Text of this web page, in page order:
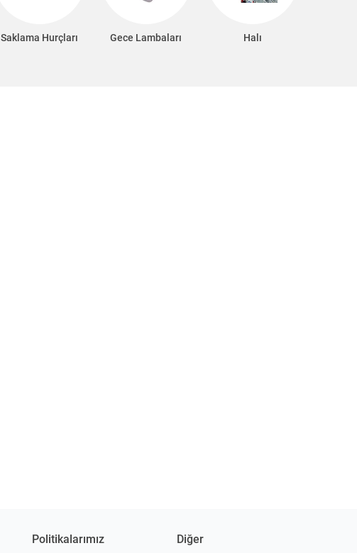
Saklama Hurçları Gece Lambaları Halı
Politikalarımız Diğer